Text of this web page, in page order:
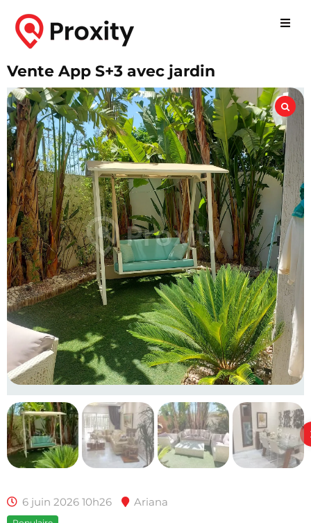
Vente App S+3 avec jardin
6 juin 2026 10h26 Ariana